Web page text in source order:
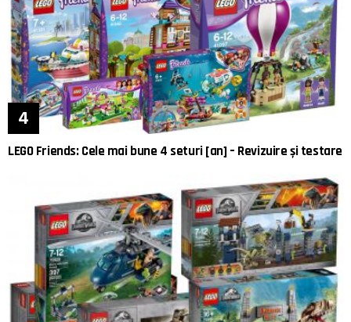
LEGO Friends: Cele mai bune 4 seturi [an] – Revizuire și testare